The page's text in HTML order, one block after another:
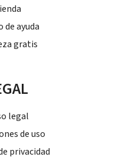
de ayuda
gratis
legal
de uso
privacidad